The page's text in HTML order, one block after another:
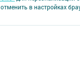
в настройках